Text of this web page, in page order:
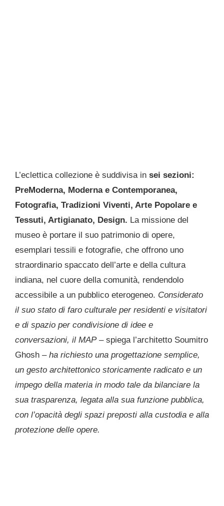
L’eclettica collezione è suddivisa in sei sezioni:
PreModerna, Moderna e Contemporanea,
Fotografia, Tradizioni Viventi, Arte Popolare e
Tessuti, Artigianato, Design. La missione del
museo è portare il suo patrimonio di opere,
esemplari tessili e fotografie, che offrono uno
straordinario spaccato dell’arte e della cultura
indiana, nel cuore della comunità, rendendolo
accessibile a un pubblico eterogeneo. Considerato
il suo stato di faro culturale per residenti e visitatori
e di spazio per condivisione di idee e
conversazioni, il MAP– spiega l’architetto Soumitro
Ghosh – ha richiesto una progettazione semplice,
un gesto architettonico storicamente radicato e un
impego della materia in modo tale da bilanciare la
sua trasparenza, legata alla sua funzione pubblica,
con l’opacità degli spazi preposti alla custodia e alla
protezione delle opere.